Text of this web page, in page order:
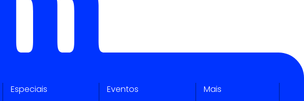
Especiais Eventos Mais